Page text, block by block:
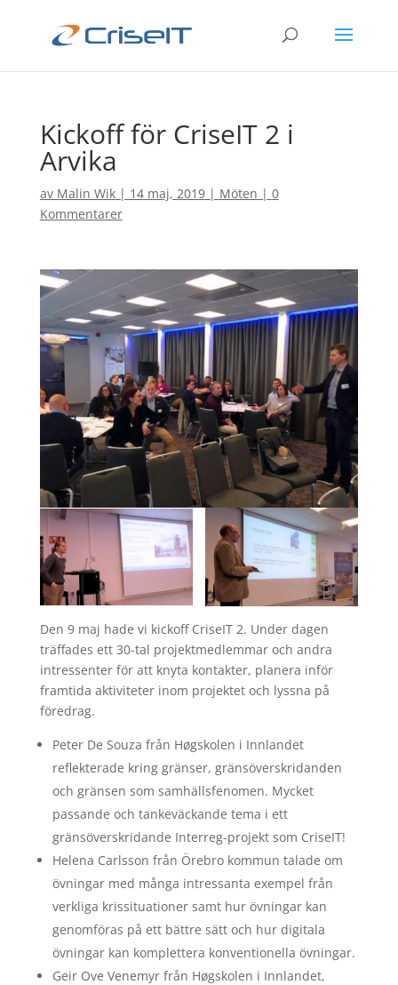
Kickoff för CriseIT 2 i
Arvika
av Malin Wik| 14 maj, 2019| Möten | 0
Kommentarer
Den 9 maj hade vi kickoff CriseIT 2. Under dagen
träffades ett 30-tal projektmedlemmar och andra
intressenter för att knyta kontakter, planera inför
framtida aktiviteter inom projektet och lyssna på
föredrag.
Peter De Souza från Høgskolen i Innlandet
reflekterade kring gränser, gränsöverskridanden
och gränsen som samhällsfenomen. Mycket
passande och tankeväckande tema i ett
gränsöverskridande Interreg-projekt som CriseIT!
Helena Carlsson från Örebro kommun talade om
övningar med många intressanta exempel från
verkliga krissituationer samt hur övningar kan
genomföras på ett bättre sätt och hur digitala
övningar kan komplettera konventionella övningar.
Geir Ove Venemyr från Høgskolen i Innlandet,